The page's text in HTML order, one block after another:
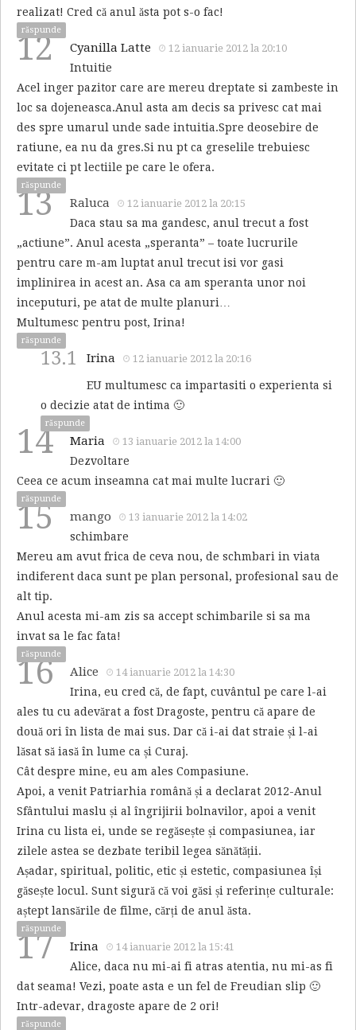
realizat! Cred că anul ăsta pot s-o fac!
răspunde
12 Cyanilla Latte 12 ianuarie 2012 la 20:10
Intuitie
Acel inger pazitor care are mereu dreptate si zambeste in
loc sa dojeneasca.Anul asta am decis sa privesc cat mai
des spre umarul unde sade intuitia.Spre deosebire de
ratiune, ea nu da gres.Si nu pt ca greselile trebuiesc
evitate ci pt lectiile pe care le ofera.
răspunde
13 Raluca 12 ianuarie 2012 la 20:15
Daca stau sa ma gandesc, anul trecut a fost
„actiune”. Anul acesta „speranta” – toate lucrurile
pentru care m-am luptat anul trecut isi vor gasi
implinirea in acest an. Asa ca am speranta unor noi
inceputuri, pe atat de multe planuri…
Multumesc pentru post, Irina!
răspunde
13.1 Irina 12 ianuarie 2012 la 20:16
EU multumesc ca impartasiti o experienta si
o decizie atat de intima 🙂
răspunde
14 Maria 13 ianuarie 2012 la 14:00
Dezvoltare
Ceea ce acum inseamna cat mai multe lucrari 🙂
răspunde
15 mango 13 ianuarie 2012 la 14:02
schimbare
Mereu am avut frica de ceva nou, de schmbari in viata
indiferent daca sunt pe plan personal, profesional sau de
alt tip.
Anul acesta mi-am zis sa accept schimbarile si sa ma
invat sa le fac fata!
răspunde
16 Alice 14 ianuarie 2012 la 14:30
Irina, eu cred că, de fapt, cuvântul pe care l-ai
ales tu cu adevărat a fost Dragoste, pentru că apare de
două ori în lista de mai sus. Dar că i-ai dat straie și l-ai
lăsat să iasă în lume ca și Curaj.
Cât despre mine, eu am ales Compasiune.
Apoi, a venit Patriarhia română și a declarat 2012-Anul
Sfântului maslu și al îngrijirii bolnavilor, apoi a venit
Irina cu lista ei, unde se regăsește și compasiunea, iar
zilele astea se dezbate teribil legea sănătății.
Așadar, spiritual, politic, etic și estetic, compasiunea își
găsește locul. Sunt sigură că voi găsi și referințe culturale:
aștept lansările de filme, cărți de anul ăsta.
răspunde
17 Irina 14 ianuarie 2012 la 15:41
Alice, daca nu mi-ai fi atras atentia, nu mi-as fi
dat seama! Vezi, poate asta e un fel de Freudian slip 🙂
Intr-adevar, dragoste apare de 2 ori!
răspunde